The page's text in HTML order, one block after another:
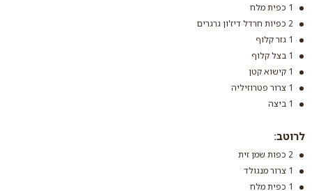
1 כפית מלח
2 כפיות חרדל דיז'ון גרגרים
1 גזר קלוף
1 בצל קלוף
1 קישוא קטן
1 צרור פטרוזיליה
1 ביצה
לרוטב:
2 כפות שמן זית
1 צרור מנגולד
1 כפית מלח